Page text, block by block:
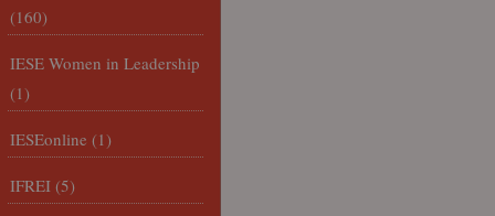
(160)
IESE Women in Leadership
(1)
IESEonline (1)
IFREI (5)